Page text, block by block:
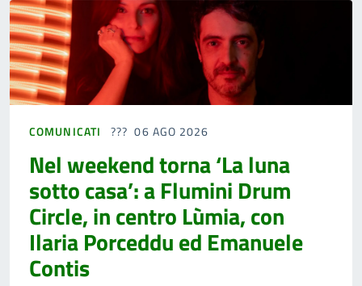
COMUNICATI 06 AGO 2026
Nel weekend torna ‘La luna
sotto casa’: a Flumini Drum
Circle, in centro Lùmia, con
Ilaria Porceddu ed Emanuele
Contis